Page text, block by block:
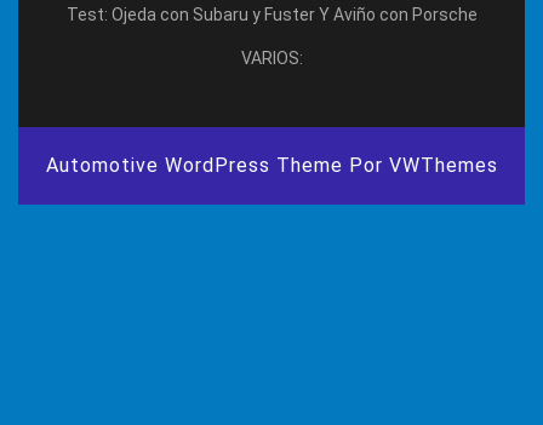
Test: Ojeda con Subaru y Fuster Y Aviño con Porsche
VARIOS:
Automotive WordPress Theme Por VWThemes